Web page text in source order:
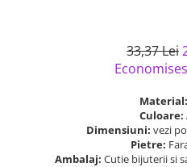
Solutii si lavete de curatare
33,37 Lei
Material:
Culoare:
Dimensiuni: vezi
Pietre:
Ambalaj: Cutie bijuterii si